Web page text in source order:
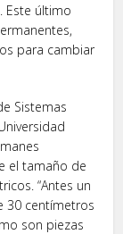
Este último
para cambiar
Sistemas
el tamaño de
“Antes un
30 centímetros
son piezas